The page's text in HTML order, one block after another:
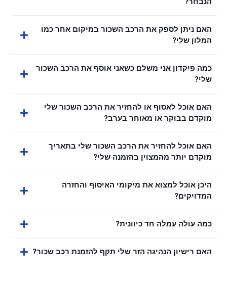
האם ניתן לספק את הרכב השכור במיקום אחר כמו
המלון שלי?
כמה פיקדון אני משלם כשאני אוסף את הרכב השכור
שלי?
האם אוכל לאסוף או להחזיר את הרכב השכור שלי
מוקדם בבוקר או מאוחר בערב?
האם אוכל להחזיר את הרכב השכור שלי בתאריך
מוקדם יותר מהמצוין בהזמנה שלי?
היכן אוכל למצוא את מיקומי האיסוף והחזרה
המדויקים?
כמה עולה עמלה חד כיוונית?
האם רישיון הנהיגה הזר שלי תקף להזמנת רכב שכור?